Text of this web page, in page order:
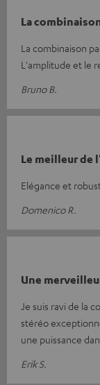
La
La combinaison
L'amplitude et le
Bruno B.
Le meilleur de
Elégance et
Domenico R.
Une
Je suis ravi de la
stéréo
une puissance
Erik S.